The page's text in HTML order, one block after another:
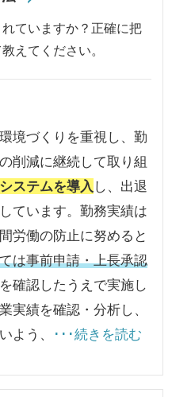
ていますか？正確に把
えてください。
境づくりを重視し、勤
削減に継続して取り組
ステムを導入し、出退
ています。勤務実績は
労働の防止に努めると
は事前申請・上長承認
確認したうえで実施し
実績を確認・分析し、
よう、
･･･続きを読む